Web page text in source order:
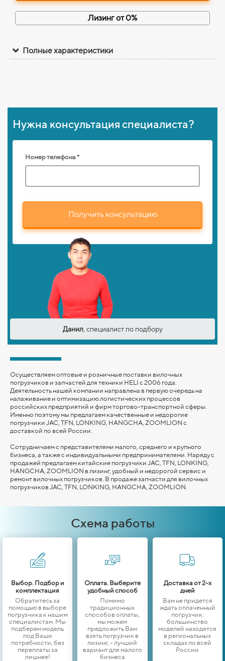
Лизинг от 0%
Полные характеристики
Нужна консультация специалиста?
Номер телефона *
Получить консультацию
Данил, специалист по подбору
Осуществляем оптовые и розничные поставки вилочных
погрузчиков и запчастей для техники HELI с 2006 года.
Деятельность нашей компании направлена в первую очередь на
налаживание и оптимизацию логистических процессов
российских предприятий и фирм торгово-транспортной сферы.
Именно поэтому мы предлагаем качественные и недорогие
погрузчики JAC, TFN, LONKING, HANGCHA, ZOOMLION с
доставкой по всей России.
Сотрудничаем с представителями малого, среднего и крупного
бизнеса, а также с индивидуальными предпринимателями. Наряду с
продажей предлагаем китайские погрузчики JAC, TFN, LONKING,
HANGCHA, ZOOMLION в лизинг, удобный и недорогой сервис и
ремонт вилочных погрузчиков. В продаже запчасти для вилочных
погрузчиков JAC, TFN, LONKING, HANGCHA, ZOOMLION
Схема работы
Выбор. Подбор и
комплектация
Обратитесь за
помощью в выборе
погрузчика к нашим
специалистам. Мы
подберем модель
под Ваши
потребности, без
переплаты за
лишнее!
Оплата. Выберите
удобный способ
Помимо
традиционных
способов оплаты,
мы можем
предложить Вам
взять погрузчик в
лизинг, - лучший
вариант для малого
бизнеса
Доставка от 2-х
дней
Вам не придется
ждать оплаченный
погрузчик:
большинство
моделей находятся
в региональных
складах по всей
России